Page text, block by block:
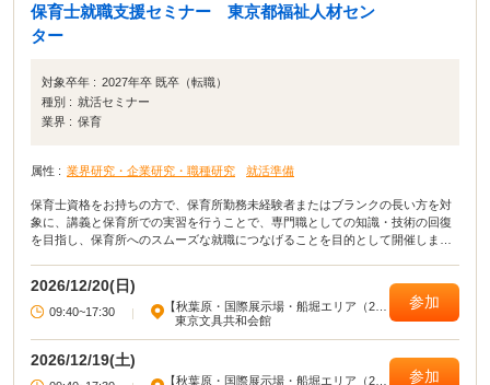
保育士就職支援セミナー 東京都福祉人材セン
ター
対象卒年 : 2027年卒 既卒（転職）
種別 : 就活セミナー
業界 : 保育
属性 : 業界研究・企業研究・職種研究 就活準備
保育士資格をお持ちの方で、保育所勤務未経験者またはブランクの長い方を対
象に、講義と保育所での実習を行うことで、専門職としての知識・技術の回復
を目指し、保育所へのスムーズな就職につなげることを目的として開催しま
2026/12/20(日)
09:40~17:30
【秋葉原・国際展示場・船堀エリア（23
区東部）】
東京文具共和会館
参加
2026/12/19(土)
【秋葉原・国際展示場・船堀エリア（23
参加